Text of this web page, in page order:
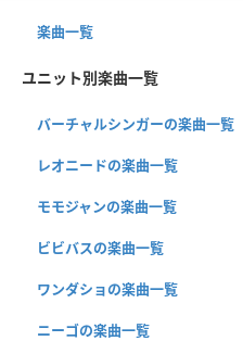
楽曲一覧
ユニット別楽曲一覧
バーチャルシンガーの楽曲一覧
レオニードの楽曲一覧
モモジャンの楽曲一覧
ビビバスの楽曲一覧
ワンダショの楽曲一覧
ニーゴの楽曲一覧